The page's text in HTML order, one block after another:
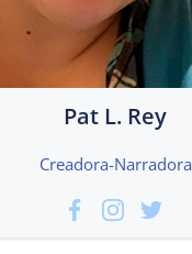
Pat L. Rey
Creadora-Narradora